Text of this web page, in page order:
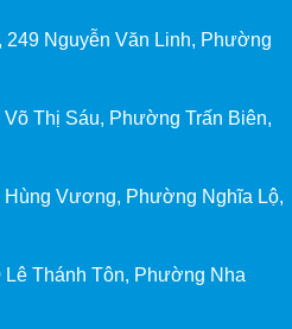
Nguyễn Văn Linh, Phường
Thị Sáu, Phường Trấn Biên,
Hùng Vương, Phường Nghĩa Lộ,
Lê Thánh Tôn, Phường Nha